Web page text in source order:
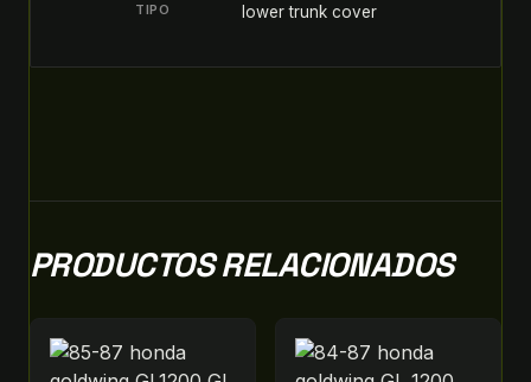
TIPO lower trunk cover
PRODUCTOS RELACIONADOS